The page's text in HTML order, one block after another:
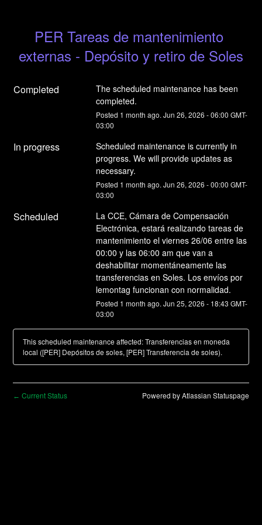
PER Tareas de mantenimiento
externas - Depósito y retiro de Soles
Completed
The scheduled maintenance has been
completed.
Posted 1 month ago. Jun 26, 2026 -06:00 GMT-
03:00
In progress
Scheduled maintenance is currently in
progress. We will provide updates as
necessary.
Posted 1 month ago. Jun 26, 2026 -00:00 GMT-
03:00
Scheduled
La CCE, Cámara de Compensación
Electrónica, estará realizando tareas de
mantenimiento el viernes 26/06 entre las
00:00 y las 06:00 am que van a
deshabilitar momentáneamente las
transferencias en Soles. Los envíos por
lemontag funcionan con normalidad.
Posted 1 month ago. Jun 25, 2026 - 18:43 GMT-
03:00
This scheduled maintenance affected: Transferencias en moneda
local ([PER] Depósitos de soles, [PER] Transferencia de soles).
← Current Status Powered by Atlassian Statuspage